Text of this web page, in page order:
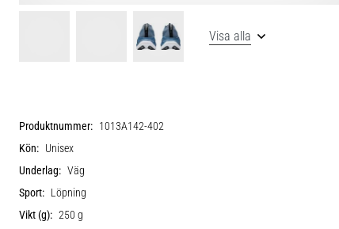
Visa alla
Produktnummer: 1013A142-402
Kön: Unisex
Underlag: Väg
Sport: Löpning
Vikt (g): 250 g